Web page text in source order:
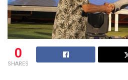
0
SHARES